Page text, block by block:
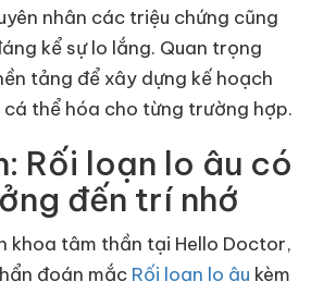
nhân các triệu chứng cũng
kể sự lo lắng. Quan trọng
tảng để xây dựng kế hoạch
thể hóa cho từng trường hợp.
Rối loạn lo âu có
đến trí nhớ
khoa tâm thần tại Hello Doctor,
đoán mắc Rối loạn lo âu kèm